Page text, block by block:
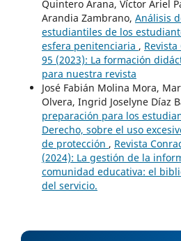
Quintero Arana, Víctor Ariel
Arandia Zambrano, Análisis
estudiantiles de los
esfera penitenciaria ,
95 (2023): La formación
para nuestra revista
José Fabián Molina Mora,
Olvera, Ingrid Joselyne Díaz
preparación para los
Derecho, sobre el uso
de protección , Revista
(2024): La gestión de la
comunidad educativa: el
del servicio.